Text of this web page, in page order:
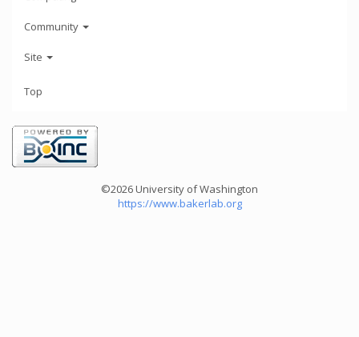
Community
Site
Top
©2026 University of Washington
https://www.bakerlab.org